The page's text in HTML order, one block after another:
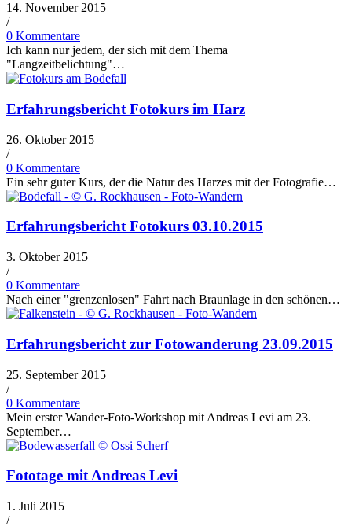
14. November 2015
/
0 Kommentare
Ich kann nur jedem, der sich mit dem Thema
"Langzeitbelichtung"…
Erfahrungsbericht Fotokurs im Harz
26. Oktober 2015
/
0 Kommentare
Ein sehr guter Kurs, der die Natur des Harzes mit der Fotografie…
Erfahrungsbericht Fotokurs 03.10.2015
3. Oktober 2015
/
0 Kommentare
Nach einer "grenzenlosen" Fahrt nach Braunlage in den schönen…
Erfahrungsbericht zur Fotowanderung 23.09.2015
25. September 2015
/
0 Kommentare
Mein erster Wander-Foto-Workshop mit Andreas Levi am 23.
September…
Fototage mit Andreas Levi
1. Juli 2015
/